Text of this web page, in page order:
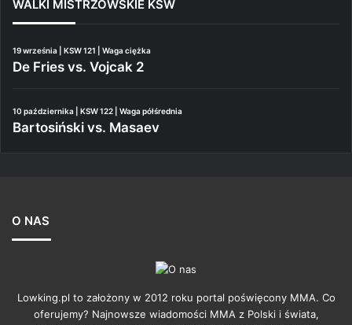
WALKI MISTRZOWSKIE KSW
19 września | KSW 121 | Waga ciężka
De Fries vs. Vojcak 2
10 października | KSW 122 | Waga półśrednia
Bartosiński vs. Masaev
O NAS
Lowking.pl to założony w 2012 roku portal poświęcony MMA. Co
oferujemy? Najnowsze wiadomości MMA z Polski i świata,